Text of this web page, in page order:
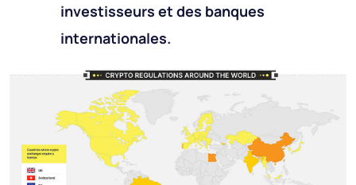
investisseurs et des banques
internationales.